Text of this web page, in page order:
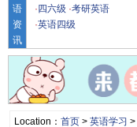
语
资
讯
· 四六级 ·考研英语
·英语四级
Location： 首页> 英语学习 >